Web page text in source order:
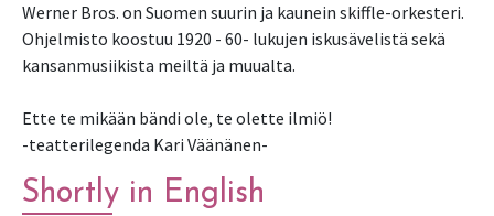
Werner Bros. on Suomen suurin ja kaunein skiffle-orkesteri.
Ohjelmisto koostuu 1920 - 60- lukujen iskusävelistä sekä
kansanmusiikista meiltä ja muualta.
Ette te mikään bändi ole, te olette ilmiö!
-teatterilegenda Kari Väänänen-
Shortly in English